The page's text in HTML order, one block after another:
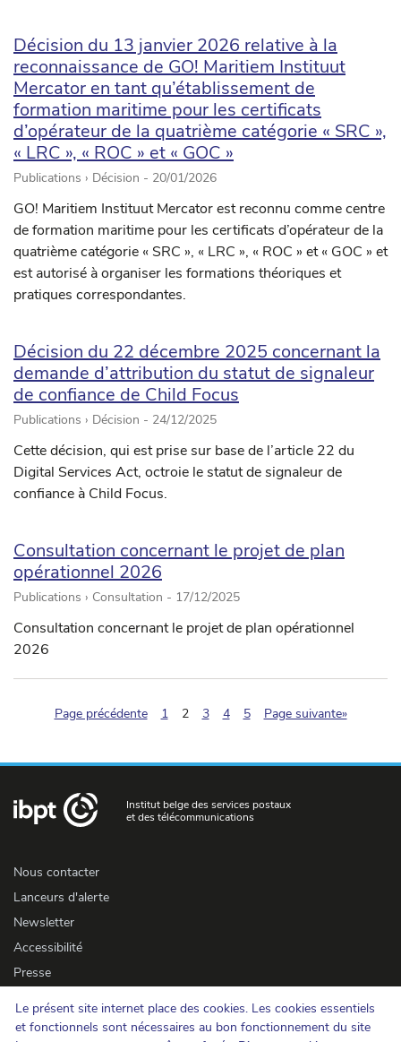
Le présent site internet place des cookies. Les cookies essentiels
et fonctionnels sont nécessaires au bon fonctionnement du site
Décision du 13 janvier 2026 relative à la
reconnaissance de GO! Maritiem Instituut
Mercator en tant qu’établissement de
formation maritime pour les certificats
d’opérateur de la quatrième catégorie « SRC »,
« LRC », « ROC » et « GOC »
Publications › Décision - 20/01/2026
GO! Maritiem Instituut Mercator est reconnu comme centre
de formation maritime pour les certificats d’opérateur de la
quatrième catégorie « SRC », « LRC », « ROC » et « GOC » et
est autorisé à organiser les formations théoriques et
pratiques correspondantes.
Décision du 22 décembre 2025 concernant la
demande d’attribution du statut de signaleur
de confiance de Child Focus
Publications › Décision - 24/12/2025
Cette décision, qui est prise sur base de l’article 22 du
Digital Services Act, octroie le statut de signaleur de
confiance à Child Focus.
Consultation concernant le projet de plan
opérationnel 2026
Publications › Consultation - 17/12/2025
Consultation concernant le projet de plan opérationnel
2026
Page précédente 1 2(pagination.current)
3 4 5 Page suivante»
Institut belge des services postaux
et des télécommunications
Nous contacter
Lanceurs d'alerte
Newsletter
Accessibilité
Presse
Cookies